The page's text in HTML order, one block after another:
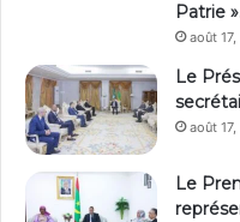
Patrie
août
Le
août
Le